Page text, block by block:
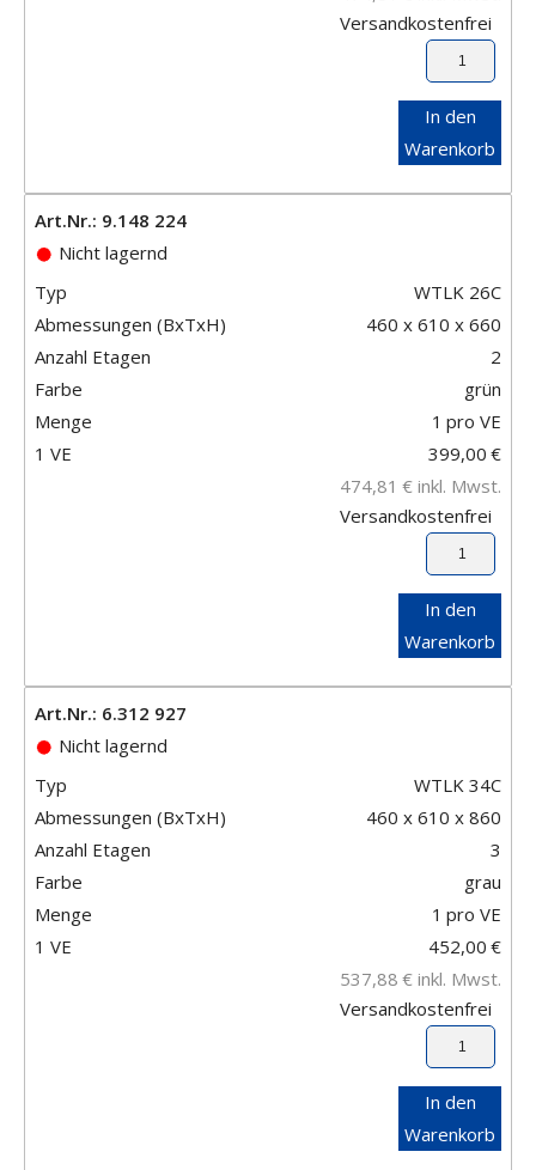
Versandkostenfrei
In den
Warenkorb
Art.Nr.: 9.148 224
Nicht lagernd
Typ
WTLK 26C
Abmessungen (BxTxH)
460 x 610 x 660
Anzahl Etagen
2
Farbe
grün
Menge
1 pro VE
1 VE
399,00 €
474,81 € inkl. Mwst.
Versandkostenfrei
In den
Warenkorb
Art.Nr.: 6.312 927
Nicht lagernd
Typ
WTLK 34C
Abmessungen (BxTxH)
460 x 610 x 860
Anzahl Etagen
3
Farbe
grau
Menge
1 pro VE
1 VE
452,00 €
537,88 € inkl. Mwst.
Versandkostenfrei
In den
Warenkorb